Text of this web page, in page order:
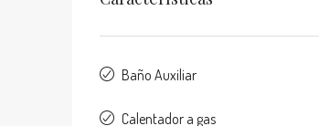
Baño Auxiliar
Calentador a gas